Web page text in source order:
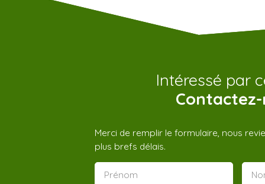
Intéressé par
Merci de remplir le formulaire, nous
plus brefs délais.
Prénom